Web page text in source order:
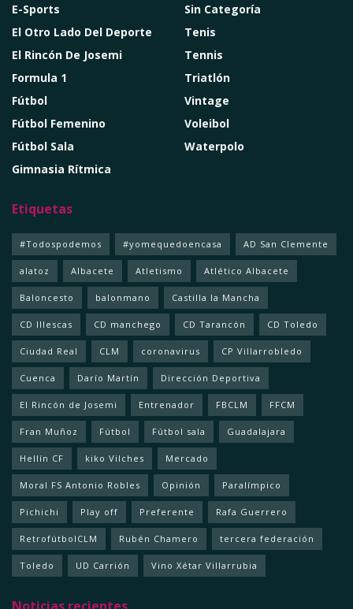
E-Sports
El Otro Lado Del Deporte
El Rincón De Josemi
Formula 1
Fútbol
Fútbol Femenino
Fútbol Sala
Gimnasia Rítmica
Sin Categoría
Tenis
Tennis
Triatlón
Vintage
Voleibol
Waterpolo
Etiquetas
#Todospodemos #yomequedoencasa AD San Clemente
alatoz Albacete Atletismo Atlético Albacete
Baloncesto balonmano Castilla la Mancha
CD Illescas CD manchego CD Tarancón CD Toledo
Ciudad Real CLM coronavirus CP Villarrobledo
Cuenca Darío Martín Dirección Deportiva
El Rincón de Josemi Entrenador FBCLM FFCM
Fran Muñoz Fútbol Fútbol sala Guadalajara
Hellín CF kiko Vilches Mercado
Moral FS Antonio Robles Opinión Paralímpico
Pichichi Play off Preferente Rafa Guerrero
RetrofútbolCLM Rubén Chamero tercera federación
Toledo UD Carrión Vino Xétar Villarrubia
Noticias recientes